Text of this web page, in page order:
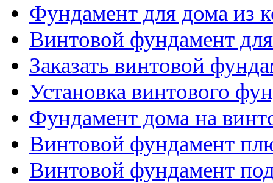
Фундамент для дома из
Винтовой фундамент для
Заказать винтовой
Установка винтового
Фундамент дома на
Винтовой фундамент
Винтовой фундамент